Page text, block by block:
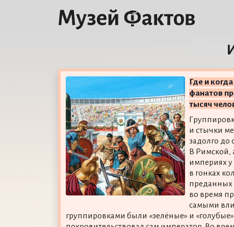
Где и
фанатов
тысяч
и стычки
задолго до
В Римской,
империях
в гонках
преданных
во время
самыми
группировками были «зелёные» и